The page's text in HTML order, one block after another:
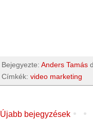
Bejegyezte: Anders Tamás
Címkék: video marketing
Újabb bejegyzések